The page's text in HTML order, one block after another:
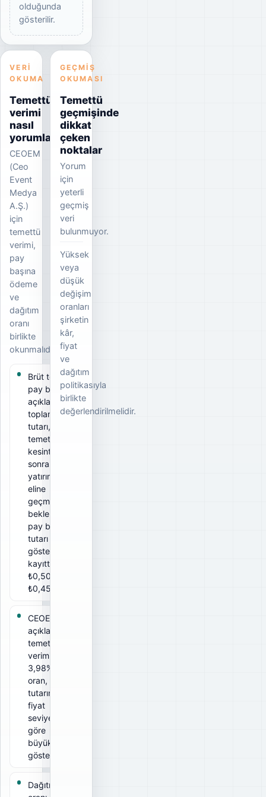
olduğunda
gösterilir.
VERI
OKUMA
Temettü
verimi
nasıl
yorumlanmalı?
CEOEM
(Ceo
Event
Medya
A.Ş.)
için
temettü
verimi,
pay
başına
ödeme
ve
dağıtım
oranı
birlikte
okunmalıdır.
Brüt temettü
pay başına
açıklanan
toplam
tutarı, net
temettü ise
kesintiler
sonrası
yatırımcının
eline
geçmesi
beklenen
pay başına
tutarı
gösterir. Bu
kayıtta brüt
₺0,50, net
₺0,45.
CEOEM için
açıklanan
temettü
verimi
3,98%. Bu
oran, ödeme
tutarının ilgili
fiyat
seviyesine
göre
büyüklüğünü
gösterir.
Dağıtım
GEÇMIŞ
OKUMASI
Temettü
geçmişinde
dikkat
çeken
noktalar
Yorum
için
yeterli
geçmiş
veri
bulunmuyor.
Yüksek
veya
düşük
değişim
oranları
şirketin
kâr,
fiyat
ve
dağıtım
politikasıyla
birlikte
değerlendirilmelidir.